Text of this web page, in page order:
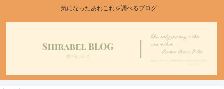
気になったあれこれを調べるブログ